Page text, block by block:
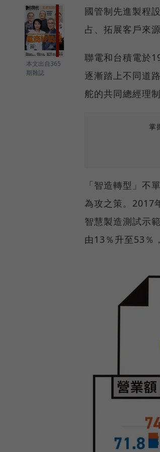
本文出自365
期雜誌
國管制先進製程
占、拓展客戶來
聯電和台積電於
逐漸踏上不同道
舵的共同總經理
掌
「智造轉型」不
為攻之策。2017
智慧製造測試示
由13％升至53％